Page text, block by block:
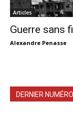
Articles
Guerre sans
Alexandre Penasse -
DERNIER NUMÉRO